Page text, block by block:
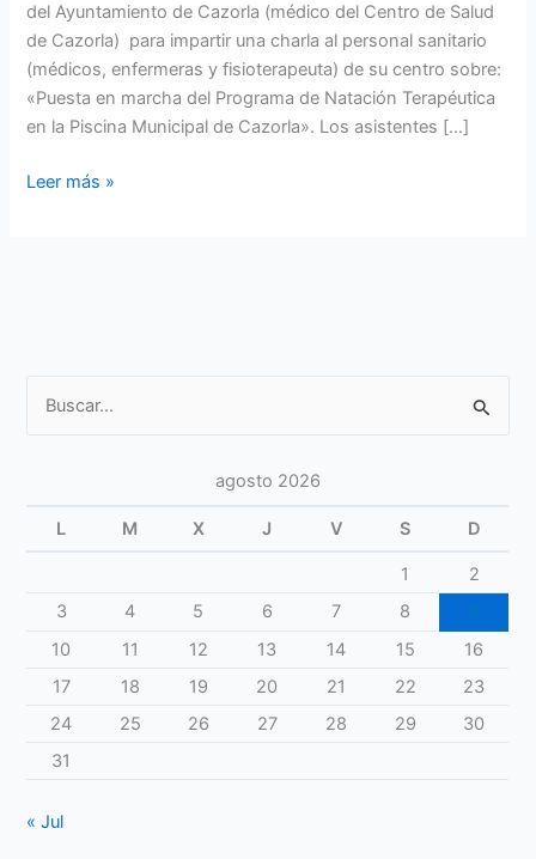
del Ayuntamiento de Cazorla (médico del Centro de Salud
de Cazorla) para impartir una charla al personal sanitario
(médicos, enfermeras y fisioterapeuta) de su centro sobre:
«Puesta en marcha del Programa de Natación Terapéutica
en la Piscina Municipal de Cazorla». Los asistentes […]
Implantación
en
piscina
Cazorla
Leer más »
agosto 2026
L M X J V S D
1
2
3
4 5 6 7 8
10
11 12 13 14 15
16
17
18 19 20 21 22
23
24
25 26 27 28 29
30
31
« Jul